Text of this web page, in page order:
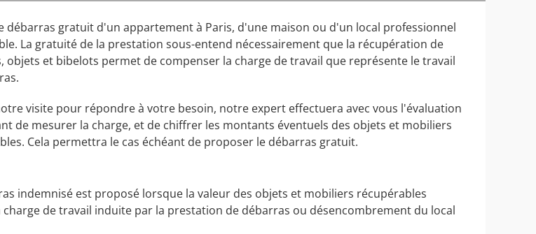
débarras gratuit d'un appartement à Paris, d'une maison ou d'un local professionnel
La gratuité de la prestation sous-entend nécessairement que la récupération de
objets et bibelots permet de compenser la charge de travail que représente le travail
visite pour répondre à votre besoin, notre expert effectuera avec vous l'évaluation
de mesurer la charge, et de chiffrer les montants éventuels des objets et mobiliers
Cela permettra le cas échéant de proposer le débarras gratuit.
indemnisé est proposé lorsque la valeur des objets et mobiliers récupérables
charge de travail induite par la prestation de débarras ou désencombrement du local